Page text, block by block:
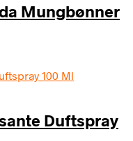
Mungbønner
Duftspray